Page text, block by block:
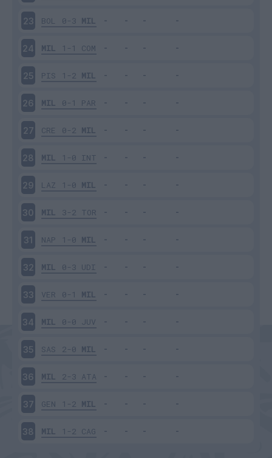
23 BOL 0-3 MIL
24 MIL 1-1 COM
25 PIS 1-2 MIL
26 MIL 0-1 PAR
27 CRE 0-2 MIL
28 MIL 1-0 INT
29 LAZ 1-0 MIL
30 MIL 3-2 TOR
31 NAP 1-0 MIL
32 MIL 0-3 UDI
33 VER 0-1 MIL
34 MIL 0-0 JUV
35 SAS 2-0 MIL
36 MIL 2-3 ATA
37 GEN 1-2 MIL
38 MIL 1-2 CAG